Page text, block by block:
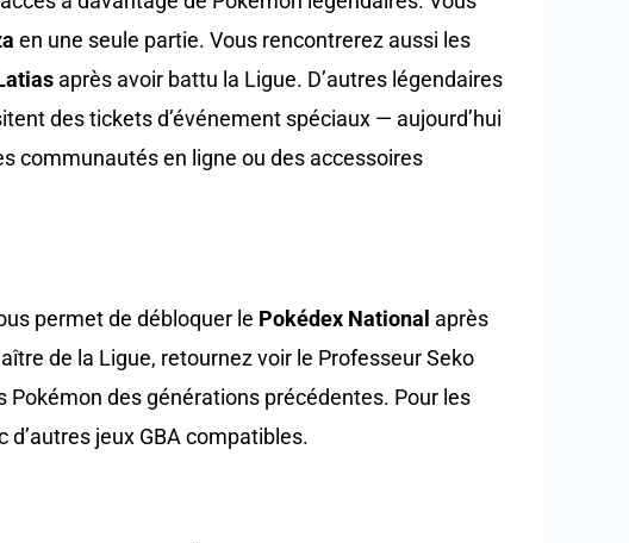
en une seule partie. Vous rencontrerez aussi les
après avoir battu la Ligue. D’autres légendaires
des tickets d’événement spéciaux — aujourd’hui
communautés en ligne ou des accessoires
permet de débloquer le Pokédex National après
de la Ligue, retournez voir le Professeur Seko
Pokémon des générations précédentes. Pour les
jeux GBA compatibles.